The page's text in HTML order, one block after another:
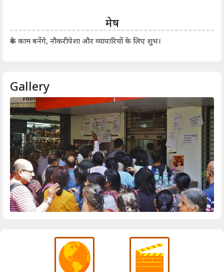
मेष
रुके काम बनेंगे, नौकरीपेशा और व्यापारियों के लिए शुभ।
Gallery